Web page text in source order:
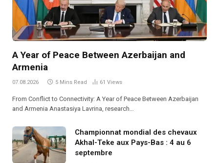
A Year of Peace Between Azerbaijan and
Armenia
07.08.2026 5 Mins Read 61 Views
From Conflict to Connectivity: A Year of Peace Between Azerbaijan
and Armenia Anastasiya Lavrina, research…
Championnat mondial des chevaux
Akhal-Teke aux Pays-Bas : 4 au 6
septembre